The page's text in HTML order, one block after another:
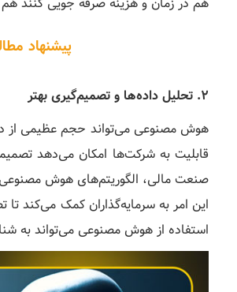
پیشنهاد
2. تحلیل داده‌ها و تصمیم‌گیری بهتر
هوش مصنوعی می‌تواند حجم عظیمی از
قابلیت به شرکت‌ها امکان می‌دهد
صنعت مالی، الگوریتم‌های هوش مصنوعی
این امر به سرمایه‌گذاران کمک می‌کند تا
استفاده از هوش مصنوعی می‌تواند به